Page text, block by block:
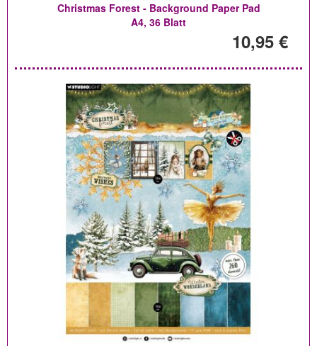
Christmas Forest - Background Paper Pad
A4, 36 Blatt
10,95 €